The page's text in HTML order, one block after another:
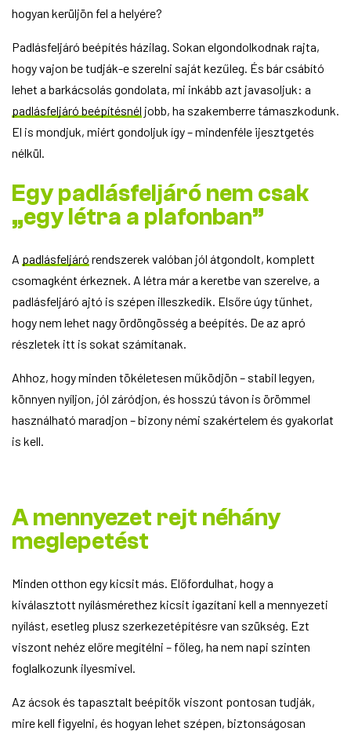
hogyan kerüljön fel a helyére?
Padlásfeljáró beépítés házilag. Sokan elgondolkodnak rajta,
hogy vajon be tudják-e szerelni saját kezűleg. És bár csábító
lehet a barkácsolás gondolata, mi inkább azt javasoljuk: a
padlásfeljáró beépítésnél jobb, ha szakemberre támaszkodunk.
El is mondjuk, miért gondoljuk így – mindenféle ijesztgetés
nélkül.
Egy padlásfeljáró nem csak
„egy létra a plafonban”
A padlásfeljáró rendszerek valóban jól átgondolt, komplett
csomagként érkeznek. A létra már a keretbe van szerelve, a
padlásfeljáró ajtó is szépen illeszkedik. Elsőre úgy tűnhet,
hogy nem lehet nagy ördöngösség a beépítés. De az apró
részletek itt is sokat számítanak.
Ahhoz, hogy minden tökéletesen működjön – stabil legyen,
könnyen nyíljon, jól záródjon, és hosszú távon is örömmel
használható maradjon – bizony némi szakértelem és gyakorlat
is kell.
A mennyezet rejt néhány
meglepetést
Minden otthon egy kicsit más. Előfordulhat, hogy a
kiválasztott nyílásmérethez kicsit igazítani kell a mennyezeti
nyílást, esetleg plusz szerkezetépítésre van szükség. Ezt
viszont nehéz előre megítélni – főleg, ha nem napi szinten
foglalkozunk ilyesmivel.
Az ácsok és tapasztalt beépítők viszont pontosan tudják,
mire kell figyelni, és hogyan lehet szépen, biztonságosan